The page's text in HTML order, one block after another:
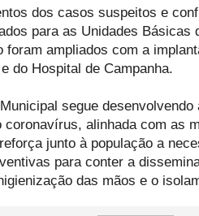
dos casos suspeitos e
para as Unidades Básicas
foram ampliados com a
do Hospital de Campanha.
segue
coronavírus, alinhada com as
junto à população a
para conter a
das mãos e o